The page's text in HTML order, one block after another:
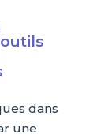
dans
une